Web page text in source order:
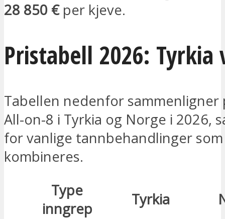
28 850 €per kjeve.
Pristabell 2026: Tyrkia
Tabellen nedenfor sammenligner
All-on-8 i Tyrkia og Norge i 2026,
for vanlige tannbehandlinger
kombineres.
Type
inngrep
Tyrkia